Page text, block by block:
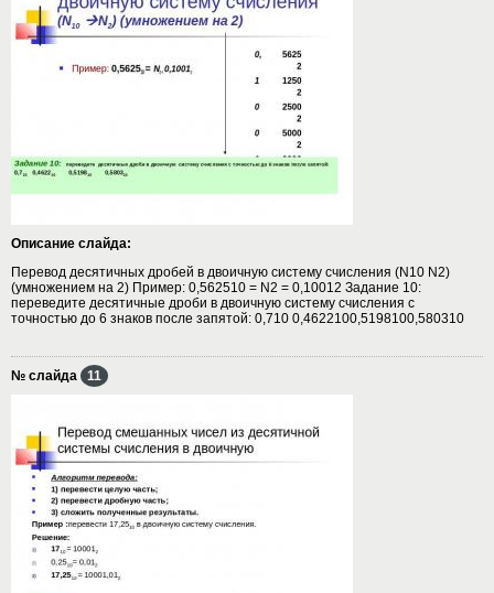
Описание слайда:
Перевод десятичных дробей в двоичную систему счисления (N10 N2)
(умножением на 2) Пример: 0,562510 = N2 = 0,10012 Задание 10:
переведите десятичные дроби в двоичную систему счисления с
точностью до 6 знаков после запятой: 0,710 0,4622100,5198100,580310
№ слайда 11